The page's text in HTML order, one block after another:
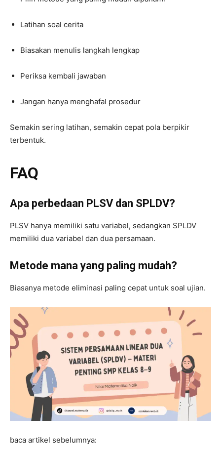
Latihan soal cerita
Biasakan menulis langkah lengkap
Periksa kembali jawaban
Jangan hanya menghafal prosedur
Semakin sering latihan, semakin cepat pola berpikir
terbentuk.
FAQ
Apa perbedaan PLSV dan SPLDV?
PLSV hanya memiliki satu variabel, sedangkan SPLDV
memiliki dua variabel dan dua persamaan.
Metode mana yang paling mudah?
Biasanya metode eliminasi paling cepat untuk soal ujian.
baca artikel sebelumnya: